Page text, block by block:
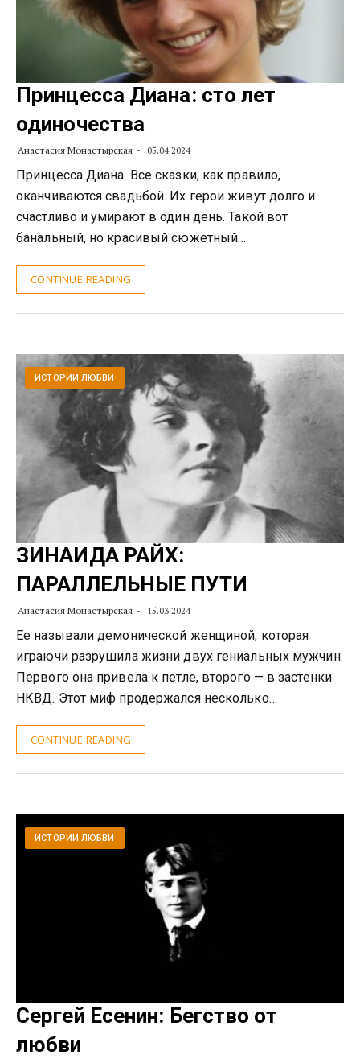
Принцесса Диана: сто лет
одиночества
Анастасия Монастырская 05.04.2024
Принцесса Диана. Все сказки, как правило,
оканчиваются свадьбой. Их герои живут долго и
счастливо и умирают в один день. Такой вот
банальный, но красивый сюжетный…
CONTINUE READING
ИСТОРИИ ЛЮБВИ
ЗИНАИДА РАЙХ:
ПАРАЛЛЕЛЬНЫЕ ПУТИ
Анастасия Монастырская 15.03.2024
Ее называли демонической женщиной, которая
играючи разрушила жизни двух гениальных мужчин.
Первого она привела к петле, второго — в застенки
НКВД. Этот миф продержался несколько…
CONTINUE READING
ИСТОРИИ ЛЮБВИ
Сергей Есенин: Бегство от
любви